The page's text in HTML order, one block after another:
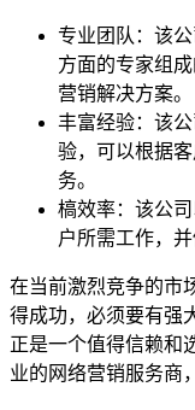
专业团队：该
方面的专家组
营销解决方案。
丰富经验：该
验，可以根据
务。
槁效率：该公
户所需工作，并
在当前激烈竞争的市
得成功，必须要有强
正是一个值得信赖和
业的网络营销服务商